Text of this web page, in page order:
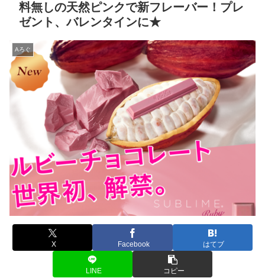
料無しの天然ピンクで新フレーバー！プレ
ゼント、バレンタインに★
Aろぐ
X Facebook はてブ
LINE コピー